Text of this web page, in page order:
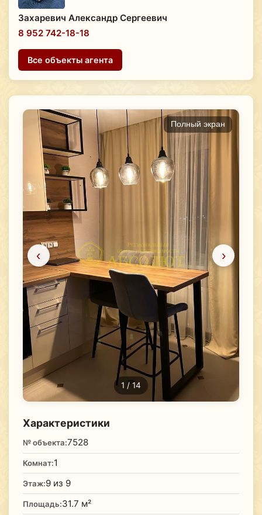
‹ ›
Полный экран
1 / 14
Характеристики
№ объекта:7528
Комнат:1
Этаж:9 из 9
Площадь:31.7 м²
Захаревич Александр Сергеевич
8 952 742-18-18
Все объекты агента